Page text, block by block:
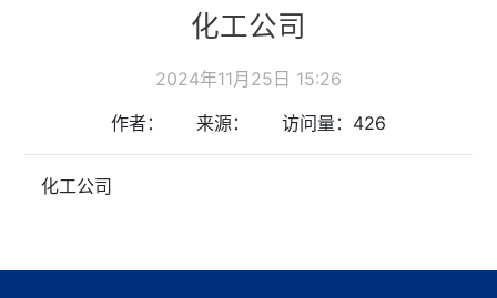
化工公司
2024年11月25日 15:26
作者：
来源： 访问量：426
化工公司